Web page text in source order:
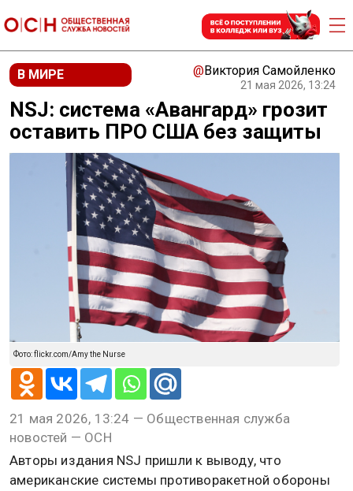
В МИРЕ @Виктория Самойленко
21 мая 2026, 13:24
NSJ: система «Авангард» грозит
оставить ПРО США без защиты
Фото: flickr.com/Amy the Nurse
21 мая 2026, 13:24 — Общественная служба
новостей — ОСН
Авторы издания NSJ пришли к выводу, что
американские системы противоракетной обороны